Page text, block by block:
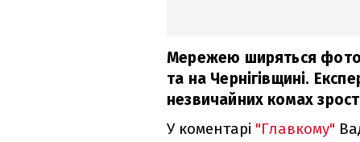
Мережею ширяться фото
та на Чернігівщині.
незвичайних комах
У коментарі "Главкому"